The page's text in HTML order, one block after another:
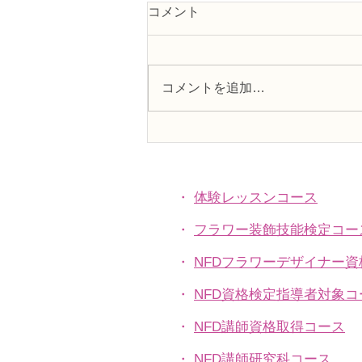
コメント
コメントを追加…
・ 体験レッスンコース
・ フラワー装飾技能検定コー
・ NFDフラワーデザイナー
・ NFD資格検定指導者対象
・ NFD講師資格取得コース